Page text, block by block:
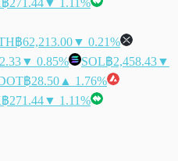
฿62,213.00▼ 0.21%
▼ 0.85% SOL฿2,458.43▼
฿28.50 ▲ 1.76%
฿271.44▼ 1.11%